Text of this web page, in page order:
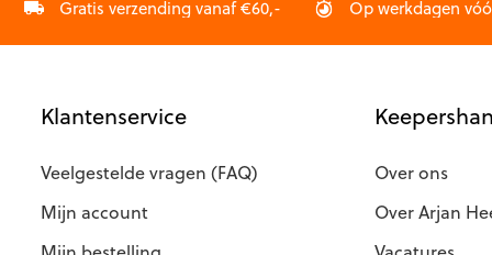
op
op
Gratis verzending vanaf €60,-
Op werkdagen
Klantenservice
Veelgestelde vragen (FAQ)
Mijn account
Over ons
Over Arjan